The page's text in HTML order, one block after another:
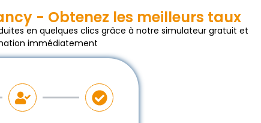
- Obtenez les meilleurs taux
en quelques clics grâce à notre simulateur gratuit et
immédiatement